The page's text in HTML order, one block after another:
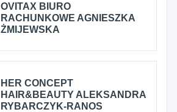
OVITAX BIURO
RACHUNKOWE AGNIESZKA
ŻMIJEWSKA
HER CONCEPT
HAIR&BEAUTY ALEKSANDRA
RYBARCZYK-RANOS